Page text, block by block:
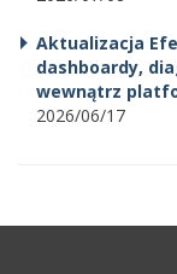
Aktualizacja
dashboardy,
wewnątrz
2026/06/17